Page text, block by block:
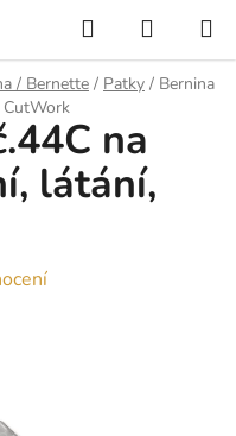
Hledat
KOŠÍK
/ Bernette / Patky / Bernina
CutWork
na
látání,